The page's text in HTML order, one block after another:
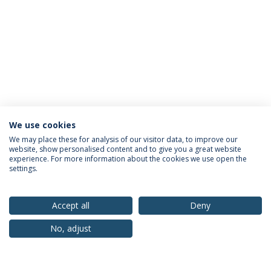
Política de Privacidade
Termos & Condições
Direitos do Titular dos Dados
© 2026 Universidade Católica Portuguesa
We use cookies
We may place these for analysis of our visitor data, to improve our
website, show personalised content and to give you a great website
experience. For more information about the cookies we use open the
settings.
Accept all
Deny
No, adjust